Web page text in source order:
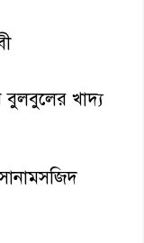
বুলবুলের খাদ্য